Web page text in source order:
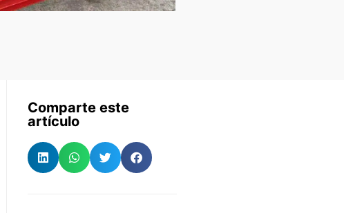
Comparte este
artículo